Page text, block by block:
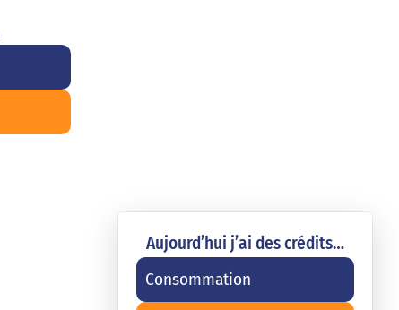
Aujourd’hui j’ai des crédits…
Consommation